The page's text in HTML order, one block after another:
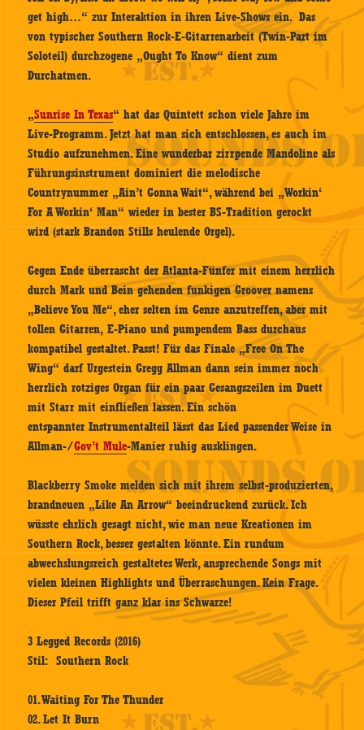
get high…“ zur Interaktion in ihren Live-Shows ein. Das
von typischer Southern Rock-E-Gitarrenarbeit (Twin-Part im
Soloteil) durchzogene „Ought To Know“ dient zum
Durchatmen.
„Sunrise In Texas“ hat das Quintett schon viele Jahre im
Live-Programm. Jetzt hat man sich entschlossen, es auch im
Studio aufzunehmen. Eine wunderbar zirrpende Mandoline als
Führungsinstrument dominiert die melodische
Countrynummer „Ain’t Gonna Wait“, während bei „Workin‘
For A Workin‘ Man“ wieder in bester BS-Tradition gerockt
wird (stark Brandon Stills heulende Orgel).
Gegen Ende überrascht der Atlanta-Fünfer mit einem herrlich
durch Mark und Bein gehenden funkigen Groover namens
„Believe You Me“, eher selten im Genre anzutreffen, aber mit
tollen Gitarren, E-Piano und pumpendem Bass durchaus
kompatibel gestaltet. Passt! Für das Finale „Free On The
Wing“ darf Urgestein Gregg Allman dann sein immer noch
herrlich rotziges Organ für ein paar Gesangszeilen im Duett
mit Starr mit einfließen lassen. Ein schön
entspannter Instrumentalteil lässt das Lied passender Weise in
Allman-/Gov’t Mule-Manier ruhig ausklingen.
Blackberry Smoke melden sich mit ihrem selbst-produzierten,
brandneuen „Like An Arrow“ beeindruckend zurück. Ich
wüsste ehrlich gesagt nicht, wie man neue Kreationen im
Southern Rock, besser gestalten könnte. Ein rundum
abwechslungsreich gestaltetes Werk, ansprechende Songs mit
vielen kleinen Highlights und Überraschungen. Kein Frage.
Dieser Pfeil trifft ganz klar ins Schwarze!
3 Legged Records (2016)
Stil: Southern Rock
01. Waiting For The Thunder
02. Let It Burn